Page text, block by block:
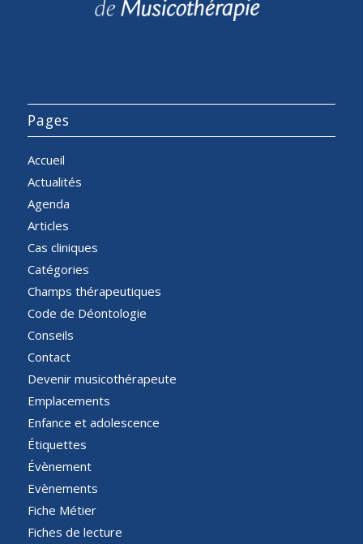
Pages
Accueil
Actualités
Agenda
Articles
Cas cliniques
Catégories
Champs thérapeutiques
Code de Déontologie
Conseils
Contact
Devenir musicothérapeute
Emplacements
Enfance et adolescence
Étiquettes
Évènement
Evènements
Fiche Métier
Fiches de lecture